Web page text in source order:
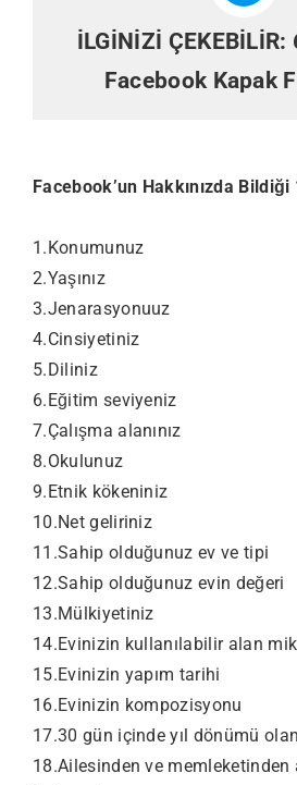
İLGİNİZİ ÇEKEBİLİR:
Facebook Kapak
Facebook’un Hakkınızda
1.Konumunuz
2.Yaşınız
3.Jenarasyonuuz
4.Cinsiyetiniz
5.Diliniz
6.Eğitim seviyeniz
7.Çalışma alanınız
8.Okulunuz
9.Etnik kökeniniz
10.Net geliriniz
11.Sahip olduğunuz ev ve tipi
12.Sahip olduğunuz evin değeri
13.Mülkiyetiniz
14.Evinizin kullanılabilir alan
15.Evinizin yapım tarihi
16.Evinizin kompozisyonu
17.30 gün içinde yıl dönümü
18.Ailesinden ve memleketinden